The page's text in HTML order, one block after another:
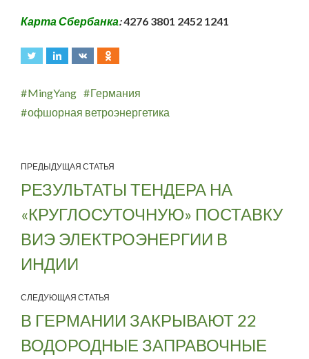
Карта Сбербанка:4276 3801 2452 1241
MingYang
Германия
офшорная ветроэнергетика
ПРЕДЫДУЩАЯ СТАТЬЯ
РЕЗУЛЬТАТЫ ТЕНДЕРА НА
«КРУГЛОСУТОЧНУЮ» ПОСТАВКУ
ВИЭ ЭЛЕКТРОЭНЕРГИИ В
ИНДИИ
СЛЕДУЮЩАЯ СТАТЬЯ
В ГЕРМАНИИ ЗАКРЫВАЮТ 22
ВОДОРОДНЫЕ ЗАПРАВОЧНЫЕ